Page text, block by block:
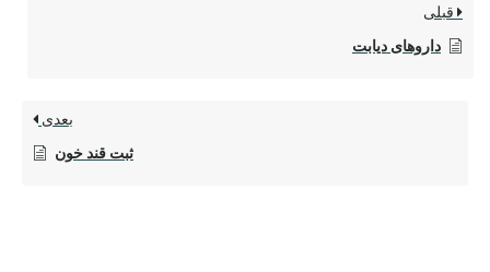
قبلی
داروهای دیابت
بعدی
ثبت قند خون